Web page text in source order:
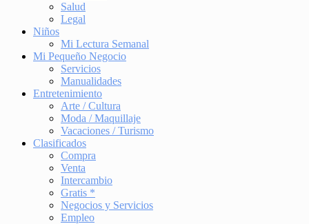
Salud
Legal
Niños
Mi Lectura Semanal
Mi Pequeño Negocio
Servicios
Manualidades
Entretenimiento
Arte / Cultura
Moda / Maquillaje
Vacaciones / Turismo
Clasificados
Compra
Venta
Intercambio
Gratis *
Negocios y Servicios
Empleo